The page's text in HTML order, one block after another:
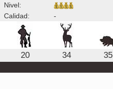
Nivel:
Calidad:
-
20 34 35